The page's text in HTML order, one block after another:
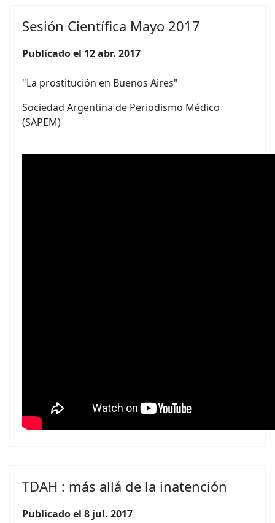
Sesión Científica Mayo 2017
Publicado el 12 abr. 2017
"La prostitución en Buenos Aires"
Sociedad Argentina de Periodismo Médico
(SAPEM)
TDAH : más allá de la inatención
Publicado el 8 jul. 2017